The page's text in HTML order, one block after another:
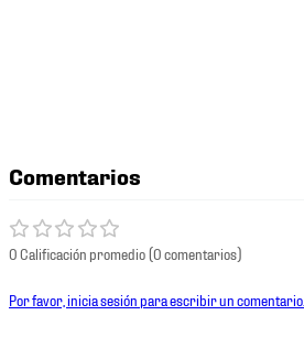
Comentarios
0 Calificación promedio(0 comentarios)
Por favor, inicia sesión para escribir un comentario.